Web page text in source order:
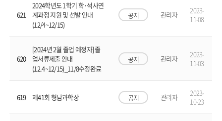
621
2024학년도 1학기 학·석사연
계과정 지원 및 선발 안내
(12/4~12/15)
공지 관리자
2023-
11-08
620
[2024년 2월 졸업 예정자] 졸
업서류제출 안내
(12.4~12/15)_11/8수정완료
공지 관리자
2023-
11-03
619 제41회 형남과학상 공지 관리자
2023-
10-23